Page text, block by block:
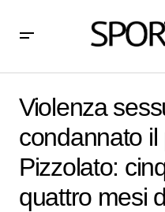
Antonino Pizzolato:
reclusione
Violenza
condannato
Pizzolato:
quattro mesi